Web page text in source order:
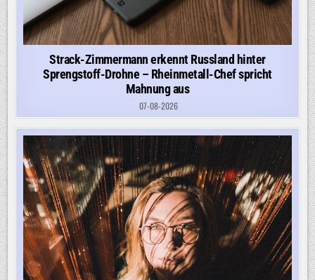
Strack-Zimmermann erkennt Russland hinter
Sprengstoff-Drohne – Rheinmetall-Chef spricht
Mahnung aus
07-08-2026